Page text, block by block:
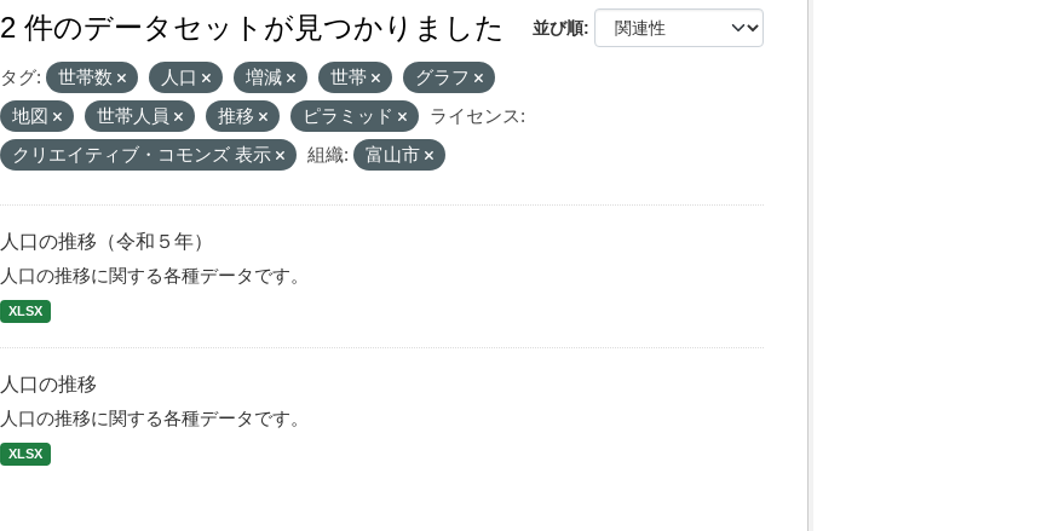
並び順
2 件のデータセットが見つかりました
タグ: 世帯数 人口 増減 世帯
グラフ
地図
世帯人員 推移 ピラミッド
ライセンス:
クリエイティブ・コモンズ 表示
組織: 富山市
人口の推移（令和５年）
人口の推移に関する各種データです。
XLSX
人口の推移
人口の推移に関する各種データです。
XLSX